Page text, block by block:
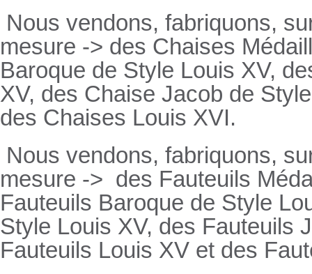
Nous vendons, fabriquons,
mesure -> des Chaises
Baroque de Style Louis XV,
XV, des Chaise Jacob de
des Chaises Louis XVI.
Nous vendons, fabriquons,
mesure -> des Fauteuils
Fauteuils Baroque de Style
Style Louis XV, des Fauteuils
Fauteuils Louis XV et des